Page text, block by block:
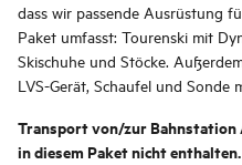
dass wir passende Ausrüstung
Paket umfasst: Tourenski mit
Skischuhe und Stöcke.
LVS-Gerät, Schaufel und Sonde
Transport von/zur Bahnstation
in diesem Paket nicht enthalten.